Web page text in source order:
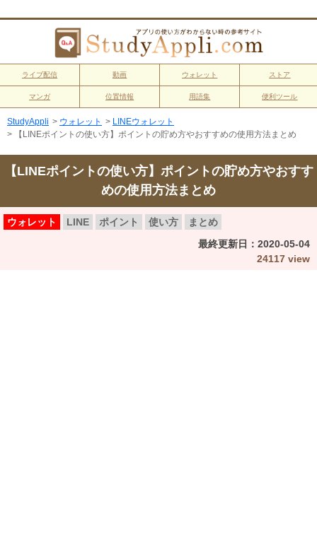
ライブ配信 動画 ウォレット ストア
マンガ 位置情報 用語集 便利ツール
StudyAppli > ウォレット > LINEウォレット
>
【LINEポイントの使い方】ポイントの貯め方やおすすめの使用方法まとめ
【LINEポイントの使い方】ポイントの貯め方やおすす
めの使用方法まとめ
ウォレット LINE ポイント 使い方
まとめ
最終更新日： 2020-05-04
24117 view